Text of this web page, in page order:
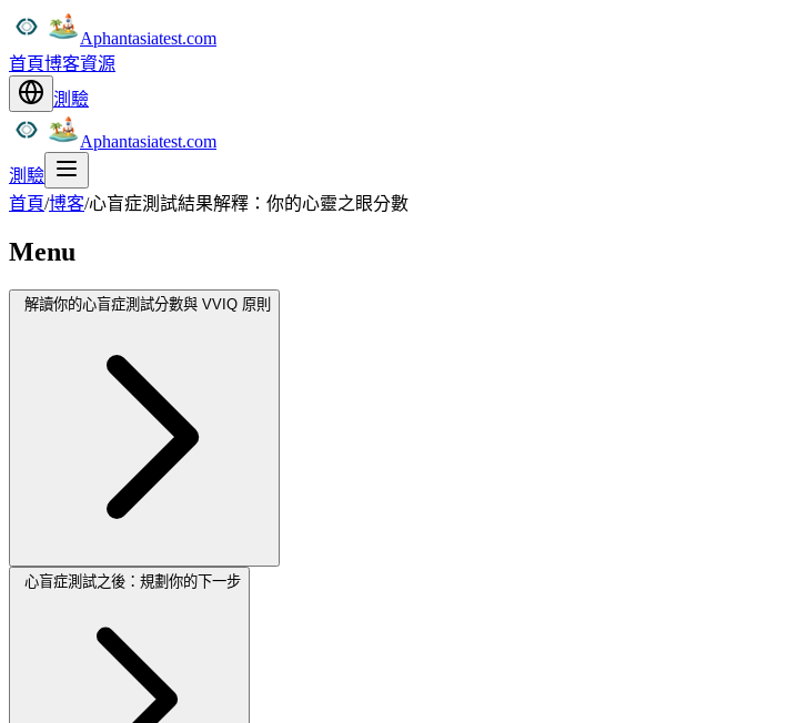
Aphantasiatest.com
首頁博客資源
測驗
Aphantasiatest.com
測驗
首頁/博客/心盲症測試結果解釋：你的心靈之眼分數
Menu
解讀你的心盲症測試分數與 VVIQ 原則
心盲症測試之後：規劃你的下一步